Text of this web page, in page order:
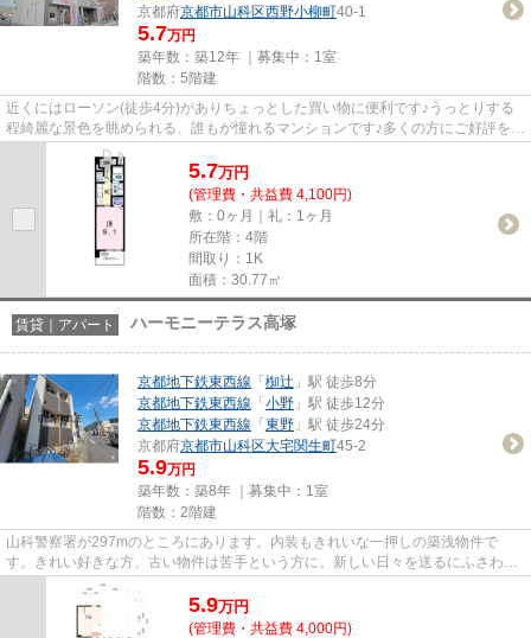
京都府京都市山科区西野小柳町40-1
5.7万円
築年数：築12年 ｜募集中： 1室
階数：5階建
近くにはローソン(徒歩4分)がありちょっとした買い物に便利です♪うっとりする
程綺麗な景色を眺められる、誰もが憧れるマンションです♪多くの方にご好評をい
ただいている、清潔感のある...
5.7万円
(管理費・共益費 4,100円)
敷：0ヶ月｜礼：1ヶ月
所在階：4階
間取り：1K
面積：30.77㎡
賃貸｜アパート ハーモニーテラス高塚
京都地下鉄東西線 「 椥辻 」駅 徒歩8分
京都地下鉄東西線 「 小野 」駅 徒歩12分
京都地下鉄東西線 「 東野 」駅 徒歩24分
京都府京都市山科区大宅関生町45-2
5.9万円
築年数：築8年 ｜募集中： 1室
階数：2階建
山科警察署が297mのところにあります。内装もきれいな一押しの築浅物件で
す。きれい好きな方、古い物件は苦手という方に。新しい日々を送るにふさわし
い、きれいな室内です。当社イチ...
5.9万円
(管理費・共益費 4,000円)